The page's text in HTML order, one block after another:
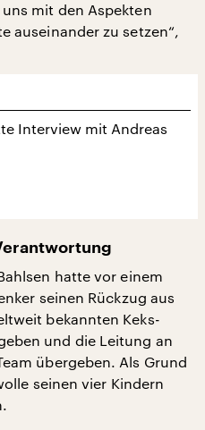
mit den Aspekten
auseinander zu setzen“,
Interview mit Andreas
hatte vor einem
seinen Rückzug aus
bekannten Keks-
und die Leitung an
übergeben. Als Grund
seinen vier Kindern